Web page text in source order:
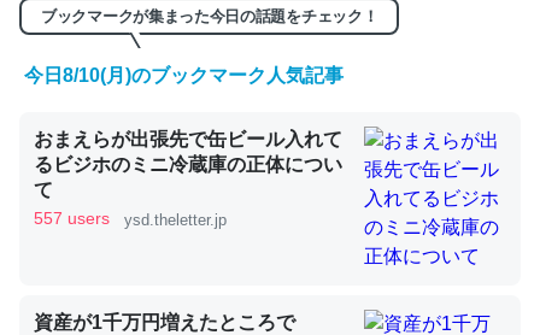
くらい。小説でいう「ずっと前の伏線」は回収されないけ
ど、短期記憶というには多い分量。進化すればするほど分
かりやすく強くなりそう
─GPTの仕組みと限界についての考察（１） - conceptualization
ブックマークが集まった今日の話題をチェック！
今日8/10(月)のブックマーク人気記事
おまえらが出張先で缶ビール入れて
るビジホのミニ冷蔵庫の正体につい
て
557 users ysd.theletter.jp
資産が1千万円増えたところで